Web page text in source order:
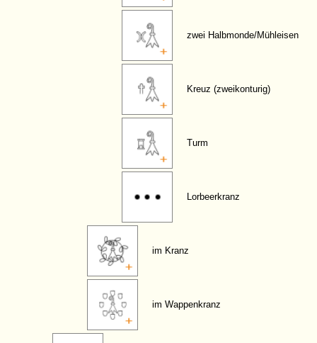
zwei Halbmonde/Mühleisen
Kreuz (zweikonturig)
Turm
Lorbeerkranz
im Kranz
im Wappenkranz